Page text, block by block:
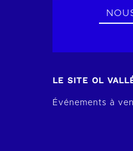
LE SITE OL
Événements à